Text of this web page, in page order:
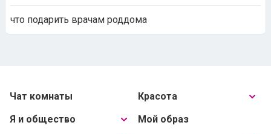
что подарить врачам роддома
Чат комнаты
Я и общество
Красота
Мой образ